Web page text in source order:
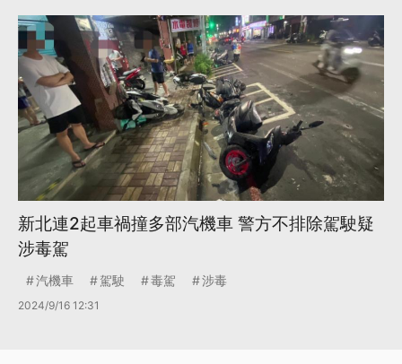
新北連2起車禍撞多部汽機車 警方不排除駕駛疑
涉毒駕
汽機車 駕駛 毒駕 涉毒
2024/9/16 12:31